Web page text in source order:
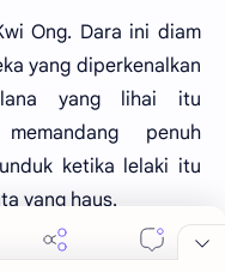
Ong. Dara ini diam
yang diperkenalkan
yang lihai itu
penuh
ketika lelaki itu
yang haus.
Pek Eng," kata